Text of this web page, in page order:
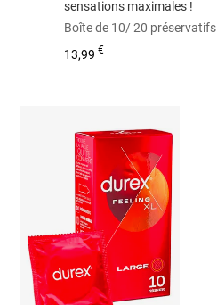
sensations maximales !
Boîte de 10/ 20 préservatifs
13,99€